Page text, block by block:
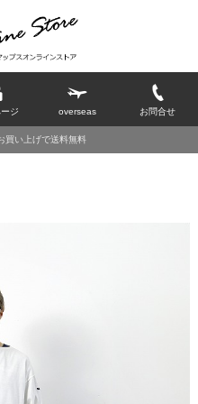
ジ overseas お問合せ
買い上げで送料無料